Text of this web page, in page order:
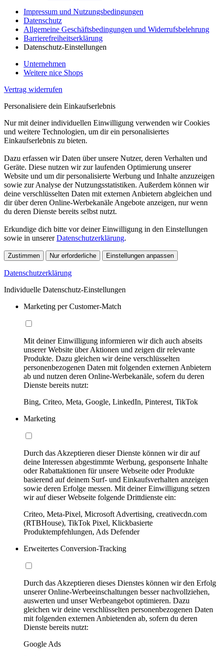
Impressum und Nutzungsbedingungen
Datenschutz
Allgemeine Geschäftsbedingungen und Widerrufsbelehrung
Barrierefreiheitserklärung
Datenschutz-Einstellungen
Unternehmen
Weitere nice Shops
Vertrag widerrufen
Personalisiere dein Einkaufserlebnis
Nur mit deiner individuellen Einwilligung verwenden wir Cookies
und weitere Technologien, um dir ein personalisiertes
Einkaufserlebnis zu bieten.
Dazu erfassen wir Daten über unsere Nutzer, deren Verhalten und
Geräte. Diese nutzen wir zur laufenden Optimierung unserer
Website und um dir personalisierte Werbung und Inhalte anzuzeigen
sowie zur Analyse der Nutzungsstatistiken. Außerdem können wir
deine verschlüsselten Daten mit externen Anbietern abgleichen und
dir über deren Online-Werbekanäle Angebote anzeigen, nur wenn
du deren Dienste bereits selbst nutzt.
Erkundige dich bitte vor deiner Einwilligung in den Einstellungen
sowie in unsererDatenschutzerklärung.
Zustimmen Nur erforderliche Einstellungen anpassen
Datenschutzerklärung
Individuelle Datenschutz-Einstellungen
Marketing per Customer-Match
Mit deiner Einwilligung informieren wir dich auch abseits
unserer Website über Aktionen und zeigen dir relevante
Produkte. Dazu gleichen wir deine verschlüsselten
personenbezogenen Daten mit folgenden externen Anbietern
ab und nutzen deren Online-Werbekanäle, sofern du deren
Dienste bereits nutzt:
Bing, Criteo, Meta, Google, LinkedIn, Pinterest, TikTok
Marketing
Durch das Akzeptieren dieser Dienste können wir dir auf
deine Interessen abgestimmte Werbung, gesponserte Inhalte
oder Rabattaktionen für unsere Webseite oder Produkte
basierend auf deinem Surf- und Einkaufsverhalten anzeigen
sowie deren Erfolge messen. Mit deiner Einwilligung setzen
wir auf dieser Webseite folgende Drittdienste ein:
Criteo, Meta-Pixel, Microsoft Advertising, creativecdn.com
(RTBHouse), TikTok Pixel, Klickbasierte
Produktempfehlungen, Ads Defender
Erweitertes Conversion-Tracking
Durch das Akzeptieren dieses Dienstes können wir den Erfolg
unserer Online-Werbeeinschaltungen besser nachvollziehen,
auswerten und unser Werbeangebot optimieren. Dazu
gleichen wir deine verschlüsselten personenbezogenen Daten
mit folgenden externen Anbietenden ab, sofern du deren
Dienste bereits nutzt:
Google Ads